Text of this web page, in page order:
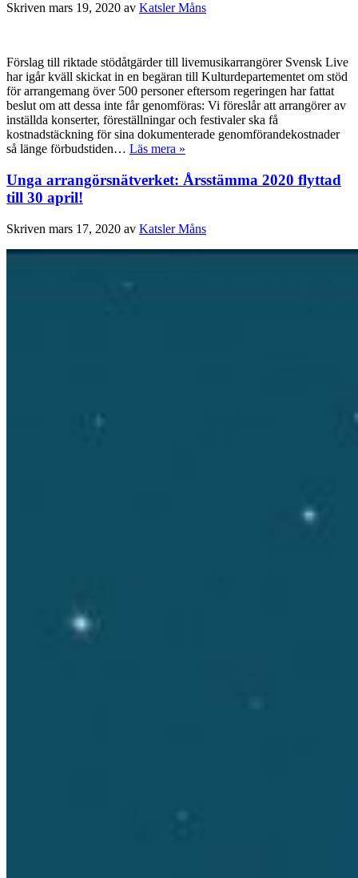
Skriven mars 19, 2020 av Katsler Måns
Förslag till riktade stödåtgärder till livemusikarrangörer Svensk Live
har igår kväll skickat in en begäran till Kulturdepartementet om stöd
för arrangemang över 500 personer eftersom regeringen har fattat
beslut om att dessa inte får genomföras: Vi föreslår att arrangörer av
inställda konserter, föreställningar och festivaler ska få
kostnadstäckning för sina dokumenterade genomförandekostnader
så länge förbudstiden… Läs mera »
Unga arrangörsnätverket: Årsstämma 2020 flyttad
till 30 april!
Skriven mars 17, 2020 av Katsler Måns